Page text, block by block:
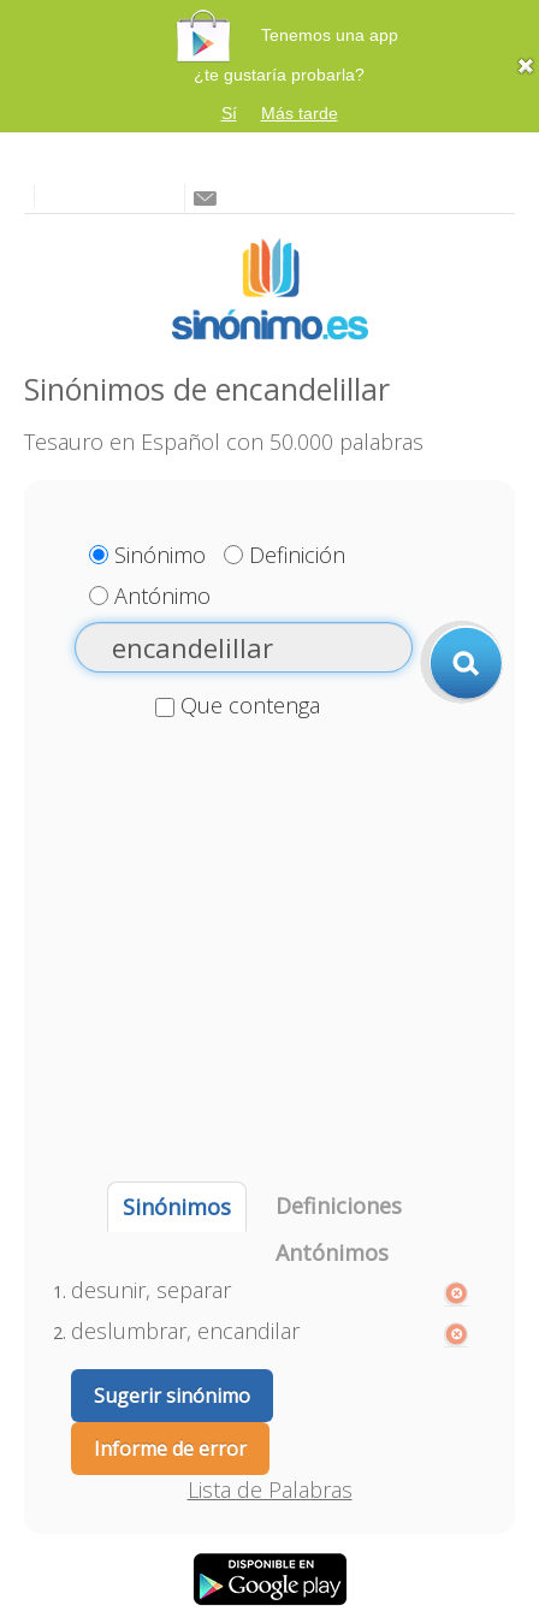
Tenemos una app
¿te gustaría probarla?
Sí
Más tarde
Sinónimos de encandelillar
Tesauro en Español con 50.000 palabras
Sinónimo
Definición
Antónimo
Que contenga
Sinónimos
Definiciones
Antónimos
desunir, separar
deslumbrar, encandilar
Sugerir sinónimo
Informe de error
Lista de Palabras